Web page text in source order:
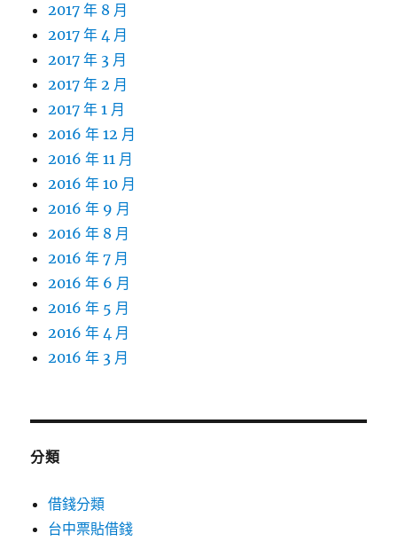
2017 年 8 月
2017 年 4 月
2017 年 3 月
2017 年 2 月
2017 年 1 月
2016 年 12 月
2016 年 11 月
2016 年 10 月
2016 年 9 月
2016 年 8 月
2016 年 7 月
2016 年 6 月
2016 年 5 月
2016 年 4 月
2016 年 3 月
分類
借錢分類
台中票貼借錢